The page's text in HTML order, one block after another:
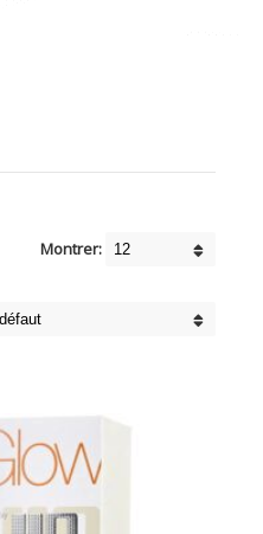
Montrer: